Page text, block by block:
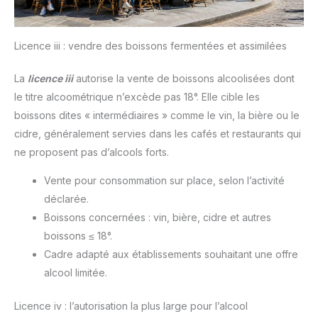
Licence iii : vendre des boissons fermentées et assimilées
La licence iiiautorise la vente de boissons alcoolisées dont
le titre alcoométrique n’excède pas 18°. Elle cible les
boissons dites « intermédiaires » comme le vin, la bière ou le
cidre, généralement servies dans les cafés et restaurants qui
ne proposent pas d’alcools forts.
Vente pour consommation sur place, selon l’activité
déclarée.
Boissons concernées : vin, bière, cidre et autres
boissons ≤ 18°.
Cadre adapté aux établissements souhaitant une offre
alcool limitée.
Licence iv : l’autorisation la plus large pour l’alcool